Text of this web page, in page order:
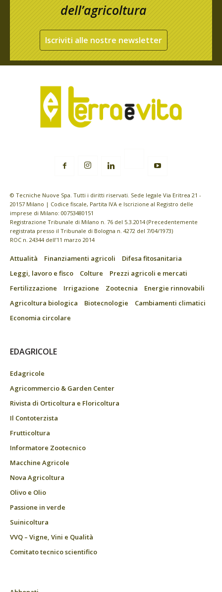
dell’agricoltura
Iscriviti alle nostre newsletter
© Tecniche Nuove Spa. Tutti i diritti riservati. Sede legale Via Eritrea 21 -
20157 Milano | Codice fiscale, Partita IVA e Iscrizione al Registro delle
imprese di Milano: 00753480151
Registrazione Tribunale di Milano n. 76 del 5.3.2014 (Precedentemente
registrata presso il Tribunale di Bologna n. 4272 del 7/04/1973)
ROC n. 24344 dell’11 marzo 2014
Attualità Finanziamenti agricoli
Difesa fitosanitaria
Leggi, lavoro e fisco
Colture
Prezzi agricoli e mercati
Fertilizzazione
Irrigazione Zootecnia
Energie rinnovabili
Agricoltura biologica
Biotecnologie
Cambiamenti climatici
Economia circolare
EDAGRICOLE
Edagricole
Agricommercio & Garden Center
Rivista di Orticoltura e Floricoltura
Il Contoterzista
Frutticoltura
Informatore Zootecnico
Macchine Agricole
Nova Agricoltura
Olivo e Olio
Passione in verde
Suinicoltura
VVQ – Vigne, Vini e Qualità
Comitato tecnico scientifico